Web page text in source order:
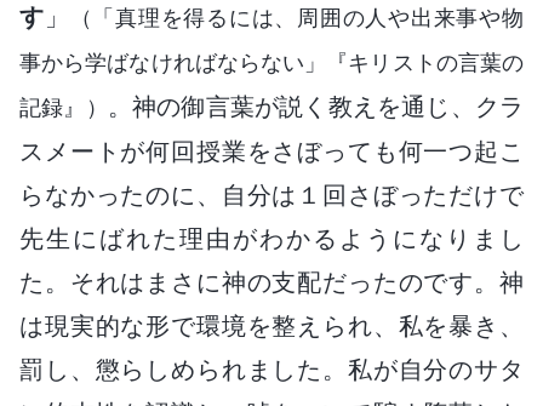
す 」
（「真理を得るには、周囲の人や出来事や物
事から学ばなければならない」『キリストの言葉の
記録』）
。神の御言葉が説く教えを通じ、クラ
スメートが何回授業をさぼっても何一つ起こ
らなかったのに、自分は１回さぼっただけで
先生にばれた理由がわかるようになりまし
た。それはまさに神の支配だったのです。神
は現実的な形で環境を整えられ、私を暴き、
罰し、懲らしめられました。私が自分のサタ